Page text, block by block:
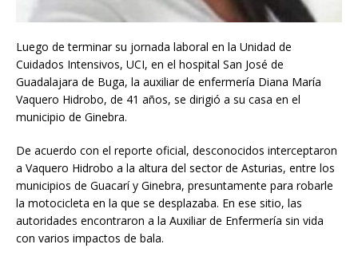
Luego de terminar su jornada laboral en la Unidad de
Cuidados Intensivos, UCI, en el hospital San José de
Guadalajara de Buga, la auxiliar de enfermería Diana María
Vaquero Hidrobo, de 41 años, se dirigió a su casa en el
municipio de Ginebra.
De acuerdo con el reporte oficial, desconocidos interceptaron
a Vaquero Hidrobo a la altura del sector de Asturias, entre los
municipios de Guacarí y Ginebra, presuntamente para robarle
la motocicleta en la que se desplazaba. En ese sitio, las
autoridades encontraron a la Auxiliar de Enfermería sin vida
con varios impactos de bala.